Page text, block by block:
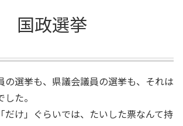
国政選挙
の選挙も、県議会議員の選挙も、それは
た。
だけ」ぐらいでは、たいした票なんて持